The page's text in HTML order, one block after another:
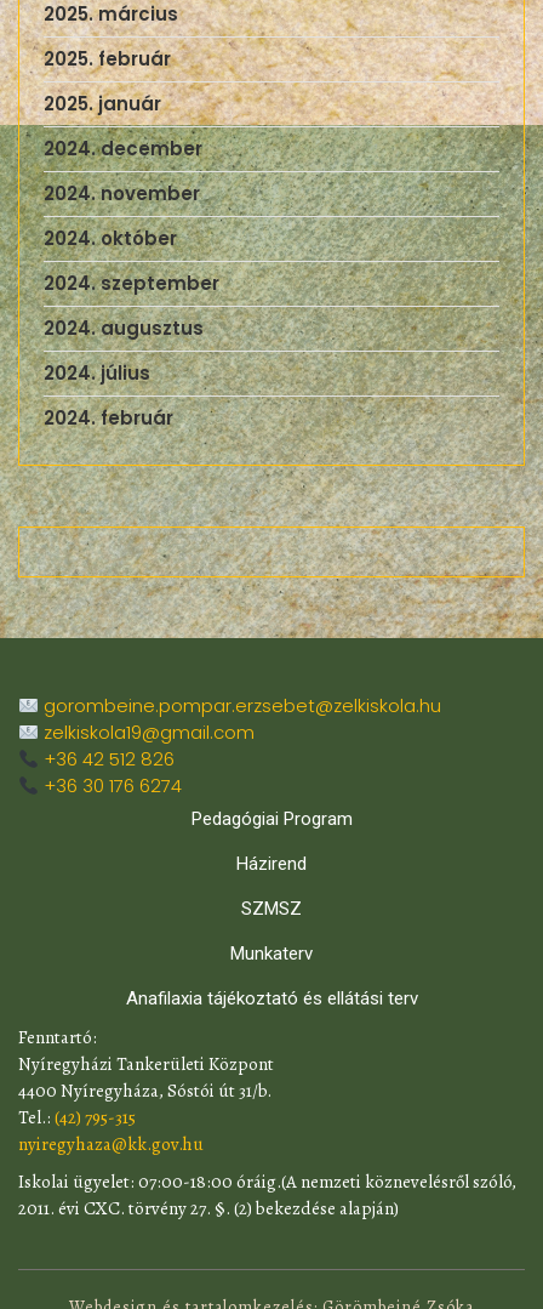
2025. március
2025. február
2025. január
2024. december
2024. november
2024. október
2024. szeptember
2024. augusztus
2024. július
2024. február
gorombeine.pompar.erzsebet@zelkiskola.hu
zelkiskola19@gmail.com
+36 42 512 826
+36 30 176 6274
Pedagógiai Program
Házirend
SZMSZ
Munkaterv
Anafilaxia tájékoztató és ellátási terv
​Fenntartó:
Nyíregyházi Tankerületi Központ
4400 Nyíregyháza, Sóstói út 31/b.
Tel.: (42) 795-315
nyiregyhaza@kk.gov.hu
​Iskolai ügyelet: 07:00-18:00 óráig.(A nemzeti köznevelésről szóló,
2011. évi CXC. törvény 27. §. (2) bekezdése alapján)